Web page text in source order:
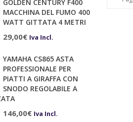
GOLDEN CENTURY F400
MACCHINA DEL FUMO 400
WATT GITTATA 4 METRI
29,00€ Iva Incl.
YAMAHA CS865 ASTA
PROFESSIONALE PER
PIATTI A GIRAFFA CON
SNODO REGOLABILE A
146,00€ Iva Incl.